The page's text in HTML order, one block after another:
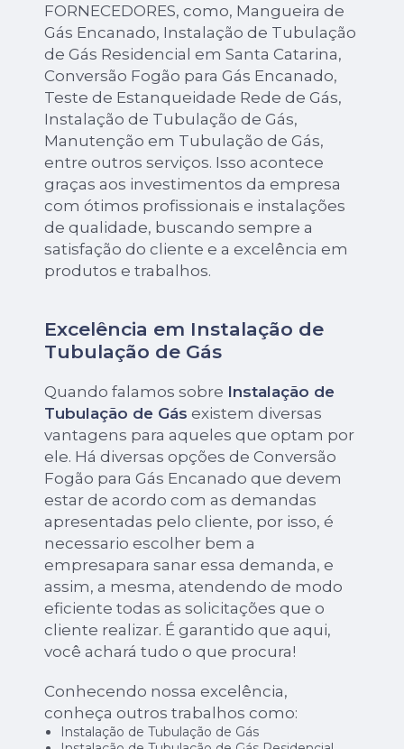
FORNECEDORES, como, Mangueira de
Gás Encanado, Instalação de Tubulação
de Gás Residencial em Santa Catarina,
Conversão Fogão para Gás Encanado,
Teste de Estanqueidade Rede de Gás,
Instalação de Tubulação de Gás,
Manutenção em Tubulação de Gás,
entre outros serviços. Isso acontece
graças aos investimentos da empresa
com ótimos profissionais e instalações
de qualidade, buscando sempre a
satisfação do cliente e a excelência em
produtos e trabalhos.
Excelência em Instalação de
Tubulação de Gás
Quando falamos sobre Instalação de
Tubulação de Gás existem diversas
vantagens para aqueles que optam por
ele. Há diversas opções de Conversão
Fogão para Gás Encanado que devem
estar de acordo com as demandas
apresentadas pelo cliente, por isso, é
necessario escolher bem a
empresapara sanar essa demanda, e
assim, a mesma, atendendo de modo
eficiente todas as solicitações que o
cliente realizar. É garantido que aqui,
você achará tudo o que procura!
Conhecendo nossa excelência,
conheça outros trabalhos como:
Instalação de Tubulação de Gás